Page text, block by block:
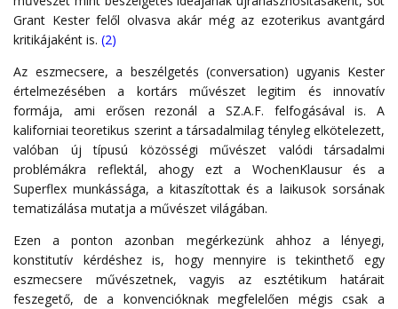
Grant Kester felől olvasva akár még az ezoterikus avantgárd
kritikájaként is. (2)
Az eszmecsere, a beszélgetés (conversation) ugyanis Kester
értelmezésében a kortárs művészet legitim és innovatív
formája, ami erősen rezonál a SZ.A.F. felfogásával is. A
kaliforniai teoretikus szerint a társadalmilag tényleg elkötelezett,
valóban új típusú közösségi művészet valódi társadalmi
problémákra reflektál, ahogy ezt a WochenKlausur és a
Superflex munkássága, a kitaszítottak és a laikusok sorsának
tematizálása mutatja a művészet világában.
Ezen a ponton azonban megérkezünk ahhoz a lényegi,
konstitutív kérdéshez is, hogy mennyire is tekinthető egy
eszmecsere művészetnek, vagyis az esztétikum határait
feszegető, de a konvencióknak megfelelően mégis csak a